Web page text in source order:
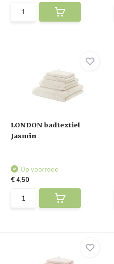
LONDON badtextiel
Jasmin
Op voorraad
€ 4,50